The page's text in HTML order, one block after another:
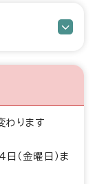
わります
（金曜日）ま